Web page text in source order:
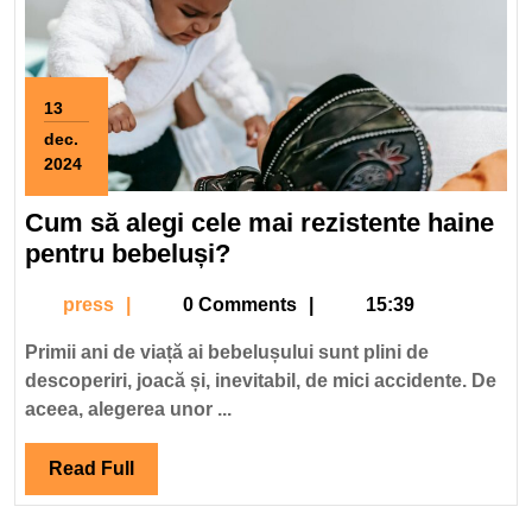
13
dec.
2024
decembrie
2024
Cum să alegi cele mai rezistente haine
pentru bebeluși?Cum
alegi
cele
mai
rezistente
bebeluși?
press press0 Comments 15:39
Primii ani de viață ai bebelușului sunt plini de
descoperiri, joacă și, inevitabil, de mici accidente. De
aceea, alegerea unor ...
Read Full
Full